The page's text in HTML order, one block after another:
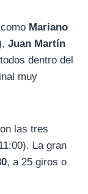
Mariano
, Juan Martín
dentro del
muy
las tres
La gran
, a 25 giros o